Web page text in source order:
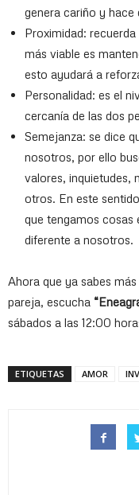
genera cariño y hace
Proximidad:
más viable es
esto ayudará a
Personalidad: es el
cercanía de las dos
Semejanza: se dice
nosotros, por ello
valores, inquietudes,
otros. En este
que tengamos cosas
diferente a nosotros.
Ahora que ya sabes
pareja, escucha
sábados a las 12:00
ETIQUETAS AMOR